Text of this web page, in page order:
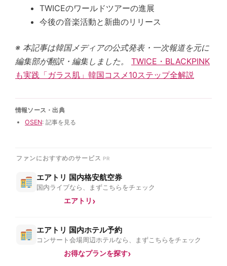
TWICEのワールドツアーの進展
今後の音楽活動と新曲のリリース
※ 本記事は韓国メディアの公式発表・一次報道を元に
編集部が翻訳・編集しました。
TWICE・BLACKPINK
も実践「ガラス肌」韓国コスメ10ステップ全解説
情報ソース・出典
OSEN: 記事を見る
ファンにおすすめのサービス
エアトリ 国内格安航空券
国内ライブなら、まずこちらをチェック
エアトリ
エアトリ 国内ホテル予約
コンサート会場周辺ホテルなら、まずこちらをチェック
お得なプランを探す